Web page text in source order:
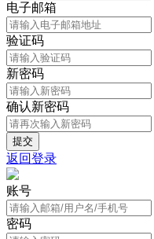
电子邮箱
验证码
新密码
确认新密码
返回登录
账号
密码